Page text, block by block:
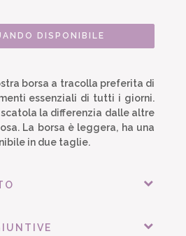
DISPONIBILE
borsa a tracolla preferita di
essenziali di tutti i giorni.
la differenzia dalle altre
La borsa è leggera, ha una
in due taglie.